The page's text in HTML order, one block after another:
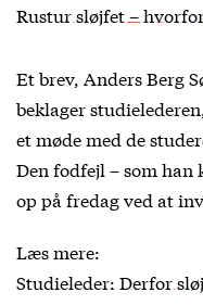
Rustur sløjfet –
Et brev, Anders Berg
beklager
et møde med de
Den fodfejl – som han
op på fredag ved at
Læs mere:
Studieleder: Derfor